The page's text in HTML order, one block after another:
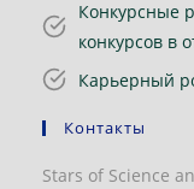
Конкурсные
конкурсов в
Карьерный
Контакты
Stars of Science